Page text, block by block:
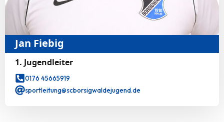
Jan Fiebig
1. Jugendleiter
0176 45665919
sportleitung@scborsigwaldejugend.de